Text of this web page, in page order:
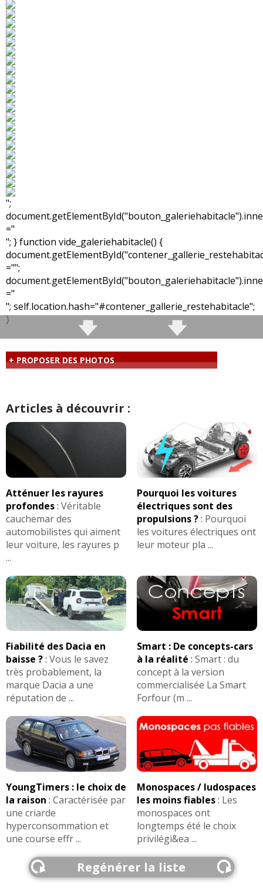
";
="
"; } function vide_galeriehabitacle() {
="";
="
"; self.location.hash="#contener_gallerie_restehabitacle";
}
+ PROPOSER DES PHOTOS
Articles à découvrir :
Atténuer les rayures
profondes: Véritable
cauchemar des
automobilistes qui aiment
leur voiture, les rayures p
...
Pourquoi les voitures
électriques sont des
propulsions ?: Pourquoi
les voitures électriques ont
leur moteur pla ...
Fiabilité des Dacia en
baisse ?: Vous le savez
très probablement, la
marque Dacia a une
réputation de ...
Smart : De concepts-cars
à la réalité : Smart : du
concept à la version
commercialisée La Smart
Forfour (m ...
YoungTimers : le choix de
la raison : Caractérisée par
une criarde
hyperconsommation et
une course effr ...
Monospaces / ludospaces
les moins fiables: Les
monospaces ont
longtemps été le choix
privilégi&ea ...
Regénérer la liste